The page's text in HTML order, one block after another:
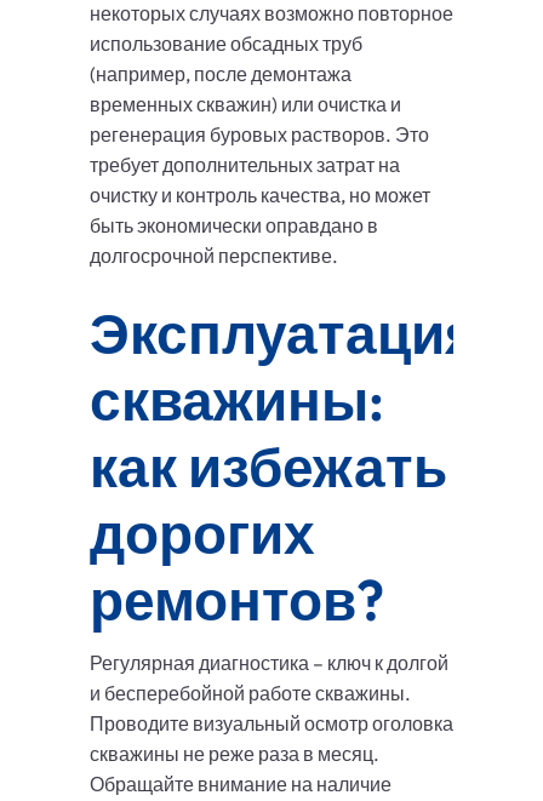
некоторых случаях возможно повторное
использование обсадных труб
(например, после демонтажа
временных скважин) или очистка и
регенерация буровых растворов. Это
требует дополнительных затрат на
очистку и контроль качества, но может
быть экономически оправдано в
долгосрочной перспективе.
Эксплуатация
скважины:
как избежать
дорогих
ремонтов?
Регулярная диагностика – ключ к долгой
и бесперебойной работе скважины.
Проводите визуальный осмотр оголовка
скважины не реже раза в месяц.
Обращайте внимание на наличие